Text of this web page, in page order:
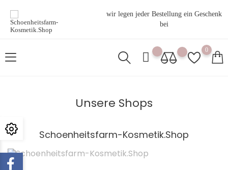
wir legen jeder Bestellung ein Geschenk
bei
0
Unsere Shops
Schoenheitsfarm-Kosmetik.Shop